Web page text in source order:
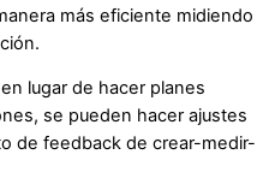
más eficiente midiendo
lugar de hacer planes
se pueden hacer ajustes
de feedback de crear-medir-